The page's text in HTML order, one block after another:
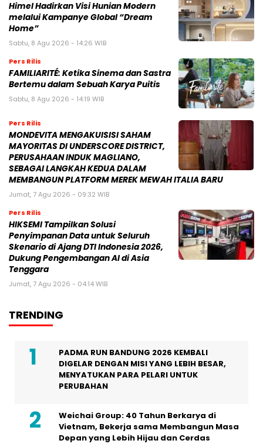
Himel Hadirkan Visi Hunian Modern
melalui Kampanye Global “Dream
Home”
Sabtu, 8 Agu 2026 - 14:26 WIB
Pers Rilis
FAMILIARITÉ: Ketika Sinema dan Sastra
Bertemu dalam Sebuah Karya Puitis
Sabtu, 8 Agu 2026 - 14:19 WIB
Pers Rilis
MONDEVITA MENGAKUISISI SAHAM
MAYORITAS DI UNDERSCORE DISTRICT,
PERUSAHAAN INDUK MAGLIANO,
SEBAGAI LANGKAH KEDUA DALAM
MEMBANGUN PLATFORM MEREK MEWAH ITALIA BARU
Jumat, 7 Agu 2026 - 09:32 WIB
Pers Rilis
HIKSEMI Tampilkan Solusi
Penyimpanan Data untuk Seluruh
Skenario di Ajang DTI Indonesia 2026,
Dukung Pengembangan AI di Asia
Tenggara
Jumat, 7 Agu 2026 - 04:14 WIB
TRENDING
PADMA RUN BANDUNG 2026 KEMBALI
DIGELAR DENGAN MISI YANG LEBIH BESAR,
MENYATUKAN PARA PELARI UNTUK
PERUBAHAN
Weichai Group: 40 Tahun Berkarya di
Vietnam, Bekerja sama Membangun Masa
Depan yang Lebih Hijau dan Cerdas